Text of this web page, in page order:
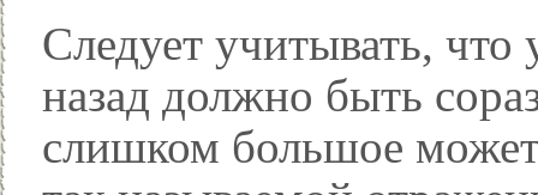
Следует учитывать,
назад должно быть
слишком большое